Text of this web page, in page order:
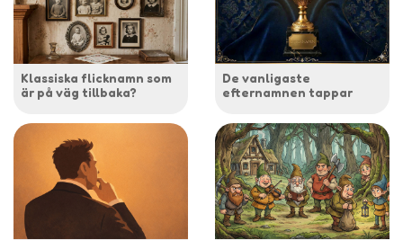
Klassiska flicknamn som
är på väg tillbaka?
De vanligaste
efternamnen tappar